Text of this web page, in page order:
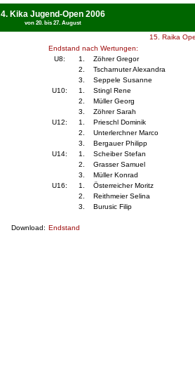
4. Kika Jugend-Open 2006
von 20. bis 27. August
15. Raika
Endstand nach Wertungen:
U8: 1.
Zöhrer Gregor
2.
Tscharnuter Alexandra
3.
Seppele Susanne
U10: 1.
Stingl Rene
2.
Müller Georg
3.
Zöhrer Sarah
U12: 1.
Prieschl Dominik
2.
Unterlerchner Marco
3.
Bergauer Philipp
U14: 1.
Scheiber Stefan
2.
Grasser Samuel
3.
Müller Konrad
U16:
1.
Österreicher Moritz
2.
Reithmeier Selina
3.
Burusic Filip
Download: Endstand